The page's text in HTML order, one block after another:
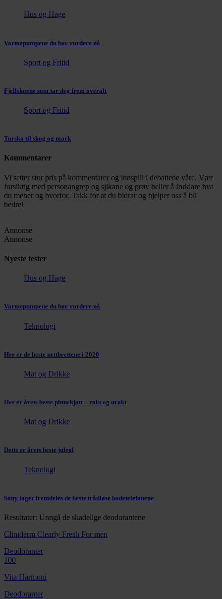
Hus og Hage
Varmepumpene du bør vurdere nå
Sport og Fritid
Fjellskoene som tar deg frem overalt
Sport og Fritid
Tursko til skog og mark
Kommentarer
Vi setter stor pris på kommentarer og innspill i debattene våre. Vær
forsiktig med personangrep og sjikane og prøv heller å forklare hva
du mener og hvorfor. Takk for at du bidrar og hjelper oss å bli
bedre!
Annonse
Annonse
Nyeste tester
Hus og Hage
Varmepumpene du bør vurdere nå
Teknologi
Her er de beste nettbrettene i 2020
Mat og Drikke
Her er årets beste pinnekjøtt – røkt og urøkt
Mat og Drikke
Dette er årets beste juleøl
Teknologi
Sony lager fremdeles de beste trådløse hodetelefonene
Resultater: Unngå de skadelige deodorantene
Cliniderm Clearly Fresh For men
Deodoranter
100
Vita Harmoni
Deodoranter